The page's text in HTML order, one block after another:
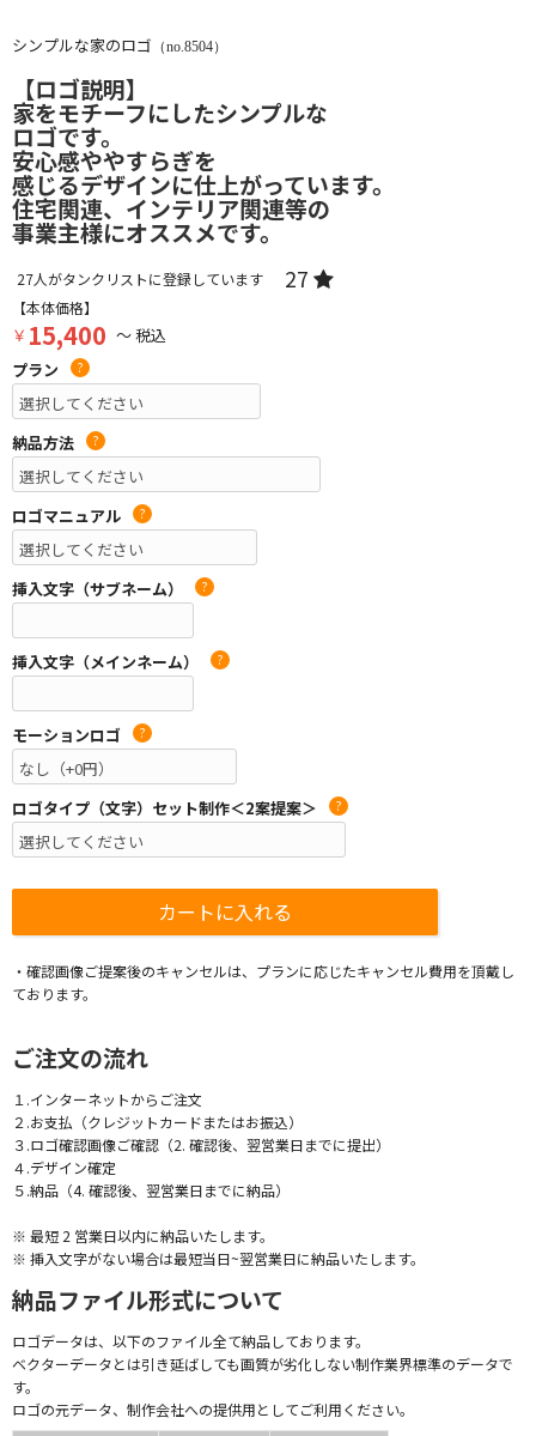
シンプルな家のロゴ （no.8504）
【ロゴ説明】
家をモチーフにしたシンプルな
ロゴです。
安心感ややすらぎを
感じるデザインに仕上がっています。
住宅関連、インテリア関連等の
事業主様にオススメです。
27人がタンクリストに登録しています 27
【本体価格】
￥ 15,400 ～ 税込
プラン
?
納品方法 ?
ロゴマニュアル ?
挿入文字（サブネーム） ?
挿入文字（メインネーム） ?
モーションロゴ ?
ロゴタイプ（文字）セット制作＜2案提案＞ ?
・確認画像ご提案後のキャンセルは、プランに応じたキャンセル費用を頂戴し
ております。
ご注文の流れ
１.インターネットからご注文
２.お支払（クレジットカードまたはお振込）
３.ロゴ確認画像ご確認（2. 確認後、翌営業日までに提出）
４.デザイン確定
５.納品（4. 確認後、翌営業日までに納品）
※ 最短 2 営業日以内に納品いたします。
※ 挿入文字がない場合は最短当日~翌営業日に納品いたします。
納品ファイル形式について
ロゴデータは、以下のファイル全て納品しております。
ベクターデータとは引き延ばしても画質が劣化しない制作業界標準のデータで
す。
ロゴの元データ、制作会社への提供用としてご利用ください。